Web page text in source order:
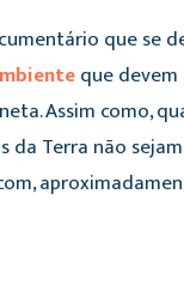
que se
que
Assim como,
da Terra não